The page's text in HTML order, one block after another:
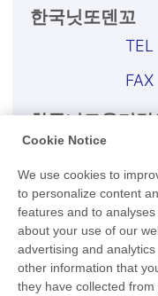
한국닛또덴꼬
한국니토옵티
Cookie Notice
We use cookies to
to personalize content
features and to
about your use of our
advertising and
other information that
they have collected